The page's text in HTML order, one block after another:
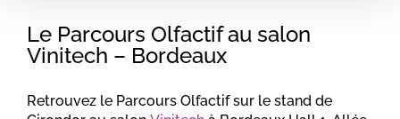
Le Parcours Olfactif au salon
Vinitech – Bordeaux
Retrouvez le Parcours Olfactif sur le stand de